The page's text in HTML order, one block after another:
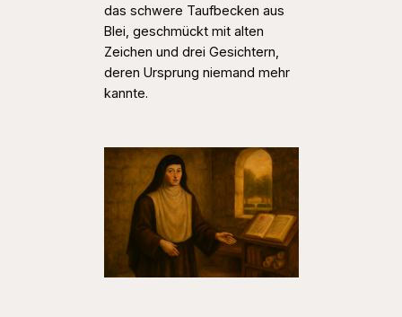
das schwere Taufbecken aus
Blei, geschmückt mit alten
Zeichen und drei Gesichtern,
deren Ursprung niemand mehr
kannte.